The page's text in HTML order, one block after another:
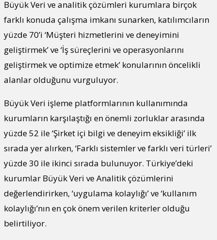
Büyük Veri ve analitik çözümleri kurumlara birçok
farklı konuda çalışma imkanı sunarken, katılımcıların
yüzde 70’i ‘Müşteri hizmetlerini ve deneyimini
geliştirmek’ ve ‘İş süreçlerini ve operasyonlarını
geliştirmek ve optimize etmek’ konularının öncelikli
alanlar olduğunu vurguluyor.
Büyük Veri işleme platformlarının kullanımında
kurumların karşılaştığı en önemli zorluklar arasında
yüzde 52 ile ‘Şirket içi bilgi ve deneyim eksikliği’ ilk
sırada yer alırken, ‘Farklı sistemler ve farklı veri türleri’
yüzde 30 ile ikinci sırada bulunuyor. Türkiye’deki
kurumlar Büyük Veri ve Analitik çözümlerini
değerlendirirken, ‘uygulama kolaylığı’ ve ‘kullanım
kolaylığı’nın en çok önem verilen kriterler olduğu
belirtiliyor.